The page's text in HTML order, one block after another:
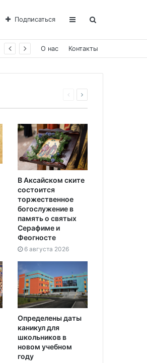
Подписаться
О нас Контакты
В Аксайском ските
состоится
торжественное
богослужение в
память о святых
Серафиме и
Феогносте
6 августа 2026
Определены даты
каникул для
школьников в
новом учебном
году